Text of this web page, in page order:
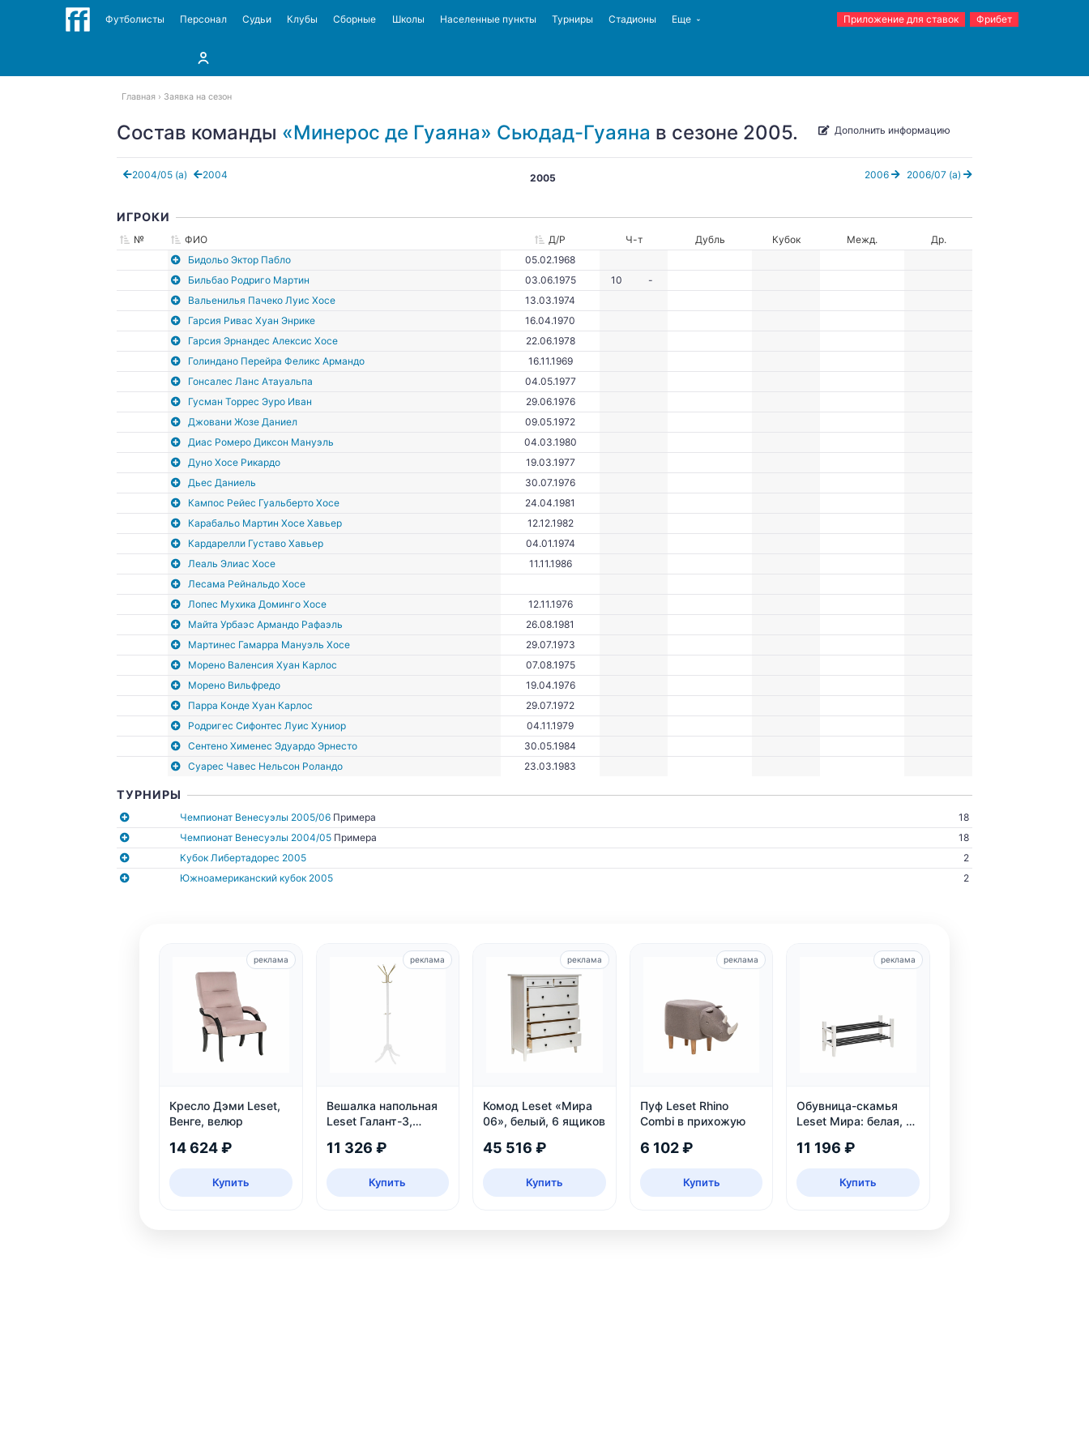
Футболисты Персонал Судьи Клубы Сборные Школы Населенные пункты Турниры Стадионы Еще Приложение для ставок Фрибет
Главная Заявка на сезон
Состав команды «Минерос де Гуаяна» Сьюдад-Гуаяна в сезоне 2005. Дополнить информацию
2004/05 (а) 2004 2006 2006/07 (а)
2005
ИГРОКИ
№ ФИО Д/Р Ч-т Дубль Кубок Межд.
Др.
Бидольо Эктор Пабло
05.02.1968
Бильбао Родриго Мартин
03.06.1975 10
-
Вальенилья Пачеко Луис Хосе
13.03.1974
Гарсия Ривас Хуан Энрике
16.04.1970
Гарсия Эрнандес Алексис Хосе
22.06.1978
Голиндано Перейра Феликс Армандо
16.11.1969
Гонсалес Ланс Атауальпа
04.05.1977
Гусман Торрес Эуро Иван
29.06.1976
Джовани Жозе Даниел
09.05.1972
Диас Ромеро Диксон Мануэль
04.03.1980
Дуно Хосе Рикардо
19.03.1977
Дьес Даниель
30.07.1976
Кампос Рейес Гуальберто Хосе
24.04.1981
Карабальо Мартин Хосе Хавьер
12.12.1982
Кардарелли Густаво Хавьер
04.01.1974
Леаль Элиас Хосе
11.11.1986
Лесама Рейнальдо Хосе
Лопес Мухика Доминго Хосе
12.11.1976
Майта Урбаэс Армандо Рафаэль
26.08.1981
Мартинес Гамарра Мануэль Хосе
29.07.1973
Морено Валенсия Хуан Карлос
07.08.1975
Морено Вильфредо
19.04.1976
Парра Конде Хуан Карлос
29.07.1972
Родригес Сифонтес Луис Хуниор
04.11.1979
Сентено Хименес Эдуардо Эрнесто
30.05.1984
Суарес Чавес Нельсон Роландо
23.03.1983
ТУРНИРЫ
Чемпионат Венесуэлы 2005/06Примера
18
Чемпионат Венесуэлы 2004/05Примера
18
Кубок Либертадорес 2005
2
Южноамериканский кубок 2005
2
Кресло Дэми Leset,
Венге, велюр
14 624 ₽
Купить
реклама
Вешалка напольная
Leset Галант-3,
11 326 ₽
Купить
реклама
Комод Leset «Мира
06», белый, 6 ящиков
45 516 ₽
Купить
реклама
Пуф Leset Rhino
Combi в прихожую
6 102 ₽
Купить
реклама
Обувница-скамья
Leset Мира: белая, из
яруса, до 6 пар
11 196 ₽
Купить
реклама